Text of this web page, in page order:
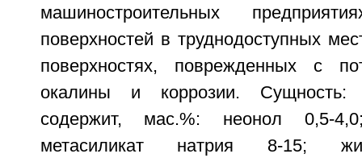
машиностроительных
поверхностей в труднодоступных
поверхностях, поврежденных с
окалины и коррозии. Сущность:
содержит, мас.%: неонол 0,5-
метасиликат натрия 8-15;